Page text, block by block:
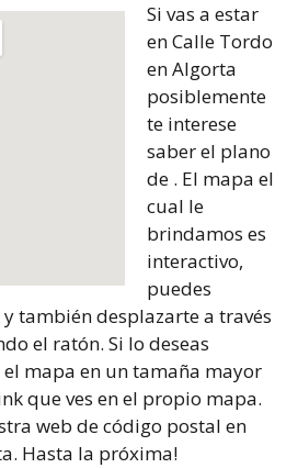
Si vas a estar
en Calle Tordo
en Algorta
posiblemente
te interese
saber el plano
de . El mapa el
cual le
brindamos es
interactivo,
puedes
también desplazarte a través
el ratón. Si lo deseas
mapa en un tamaña mayor
que ves en el propio mapa.
web de código postal en
Hasta la próxima!